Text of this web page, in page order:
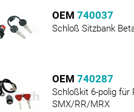
OEM 740037
Schloß Sitzbank
OEM 740287
Schloßkit 6-polig für
SMX/RR/MRX